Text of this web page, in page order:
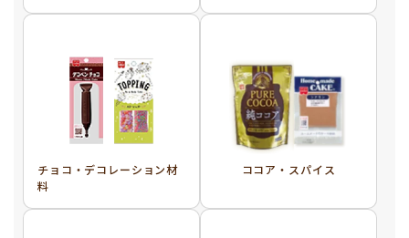
チョコ・デコレーション材
料
ココア・スパイス